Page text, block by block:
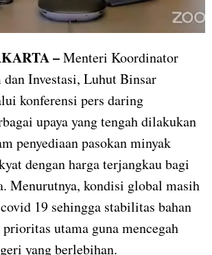
–Menteri Koordinator
Investasi, Luhut Binsar
konferensi pers daring
upaya yang tengah dilakukan
penyediaan pasokan minyak
dengan harga terjangkau bagi
Menurutnya, kondisi global masih
19 sehingga stabilitas bahan
utama guna mencegah
yang berlebihan.